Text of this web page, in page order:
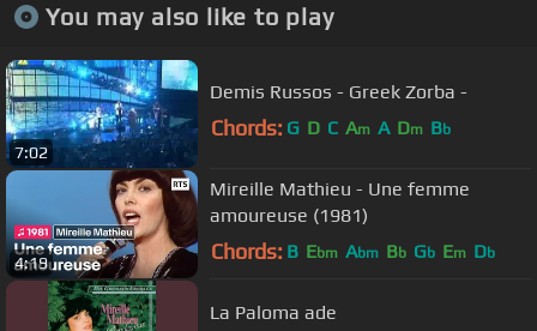
You may also like to play
7:02
Demis Russos - Greek Zorba -
Chords: G D C Am A Dm Bb
4:19
Mireille Mathieu - Une femme
amoureuse (1981)
Chords: B Ebm Abm Bb Gb Em Db
La Paloma ade